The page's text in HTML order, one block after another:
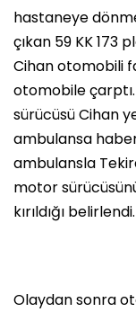
hastaneye
çıkan 59 KK 173
Cihan otomobili
otomobile
sürücüsü Cihan
ambulansa
ambulansla
motor
kırıldığı belirlendi.
Olaydan sonra